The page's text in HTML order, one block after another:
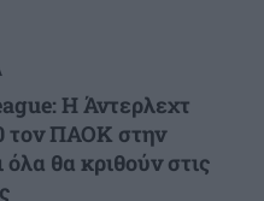
Η Άντερλεχτ
τον ΠΑΟΚ στην
θα κριθούν στις